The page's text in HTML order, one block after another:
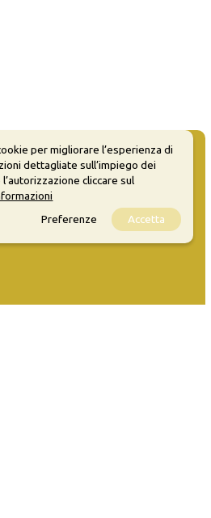
per migliorare l’esperienza di
dettagliate sull’impiego dei
cliccare sul
Preferenze
Accetta